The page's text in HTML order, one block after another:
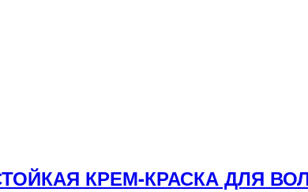
СТОЙКАЯ КРЕМ-КРАСКА ДЛЯ